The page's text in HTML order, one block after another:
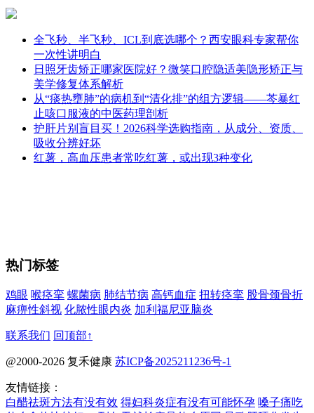
全飞秒、半飞秒、ICL到底选哪个？西安眼科专家帮你
一次性讲明白
日照牙齿矫正哪家医院好？微笑口腔隐适美隐形矫正与
美学修复体系解析
从“痰热壅肺”的病机到“清化排”的组方逻辑——芩暴红
止咳口服液的中医药理剖析
护肝片别盲目买！2026科学选购指南，从成分、资质、
吸收分辨好坏
红薯，高血压患者常吃红薯，或出现3种变化
热门标签
鸡眼 喉痉挛 螺菌病 肺结节病 高钙血症 扭转痉挛 股骨颈骨折
麻痹性斜视 化脓性眼内炎 加利福尼亚脑炎
联系我们 回顶部↑
@2000-2026 复禾健康 苏ICP备2025211236号-1
友情链接：
白醋祛斑方法有没有效 得妇科炎症有没有可能怀孕 嗓子痛吃